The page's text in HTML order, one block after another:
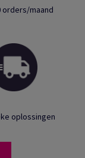
orders/maand
oplossingen